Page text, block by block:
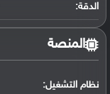
الدقة:
المنصة
نظام التشغيل: